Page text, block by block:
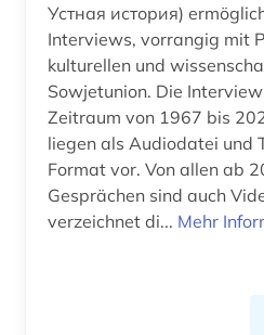
Устная история)
Interviews, vorrangig mit
kulturellen und
Sowjetunion. Die
Zeitraum von 1967 bis
liegen als Audiodatei und
Format vor. Von allen ab
Gesprächen sind auch
verzeichnet di... Mehr